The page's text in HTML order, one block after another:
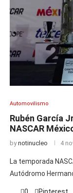
Automovilismo
Rubén García
NASCAR
bynotinucleo 4
La temporada
Autódromo